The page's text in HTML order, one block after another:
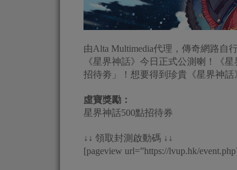
由Alta Multimedia代理，傳奇網路自
《‪‎星界神話‬》今日正式公測喇！《‪‎
招待劵」！想要得到珍貴《‎星界神
虛寶獎勵：
星界神話500點招待券
↓↓ 領取封測啟動碼 ↓↓
[pageview url=”https://lvup.hk/